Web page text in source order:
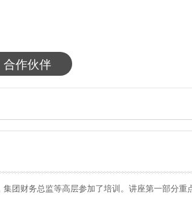
合作伙伴
团财务总监等高层参加了培训。讲座第一部分重